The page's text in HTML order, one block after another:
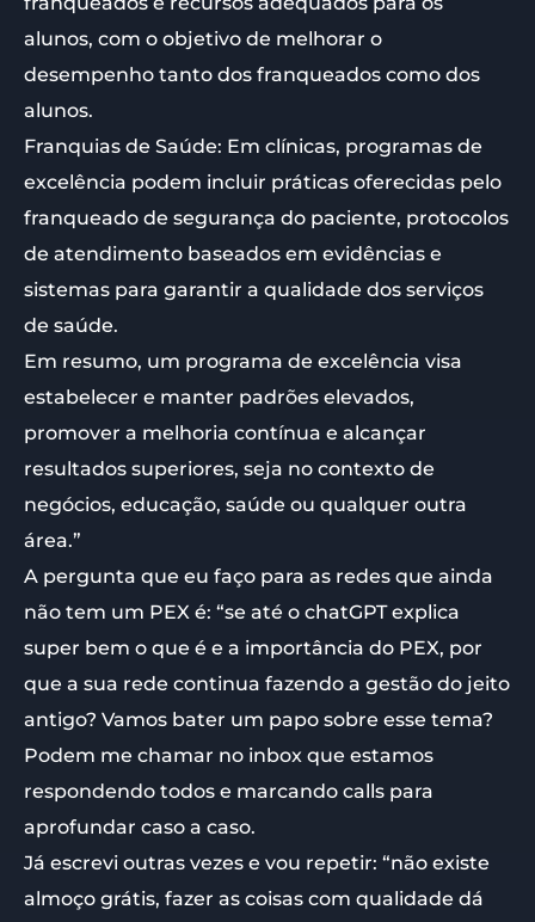
alunos, com o objetivo de melhorar o
desempenho tanto dos franqueados como dos
alunos.
Franquias de Saúde: Em clínicas, programas de
excelência podem incluir práticas oferecidas pelo
franqueado de segurança do paciente, protocolos
de atendimento baseados em evidências e
sistemas para garantir a qualidade dos serviços
de saúde.
Em resumo, um programa de excelência visa
estabelecer e manter padrões elevados,
promover a melhoria contínua e alcançar
resultados superiores, seja no contexto de
negócios, educação, saúde ou qualquer outra
área.”
A pergunta que eu faço para as redes que ainda
não tem um PEX é: “se até o chatGPT explica
super bem o que é e a importância do PEX, por
que a sua rede continua fazendo a gestão do jeito
antigo? Vamos bater um papo sobre esse tema?
Podem me chamar no inbox que estamos
respondendo todos e marcando calls para
aprofundar caso a caso.
Já escrevi outras vezes e vou repetir: “não existe
almoço grátis, fazer as coisas com qualidade dá